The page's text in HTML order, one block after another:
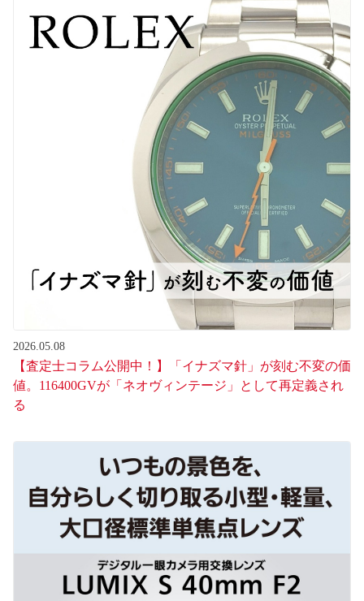
2026.05.08
【査定士コラム公開中！】「イナズマ針」が刻む不変の価
値。116400GVが「ネオヴィンテージ」として再定義され
る